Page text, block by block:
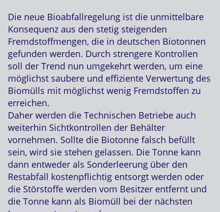
Die neue Bioabfallregelung ist die unmittelbare
Konsequenz aus den stetig steigenden
Fremdstoffmengen, die in deutschen Biotonnen
gefunden werden. Durch strengere Kontrollen
soll der Trend nun umgekehrt werden, um eine
möglichst saubere und effiziente Verwertung des
Biomülls mit möglichst wenig Fremdstoffen zu
erreichen.
Daher werden die Technischen Betriebe auch
weiterhin Sichtkontrollen der Behälter
vornehmen. Sollte die Biotonne falsch befüllt
sein, wird sie stehen gelassen. Die Tonne kann
dann entweder als Sonderleerung über den
Restabfall kostenpflichtig entsorgt werden oder
die Störstoffe werden vom Besitzer entfernt und
die Tonne kann als Biomüll bei der nächsten